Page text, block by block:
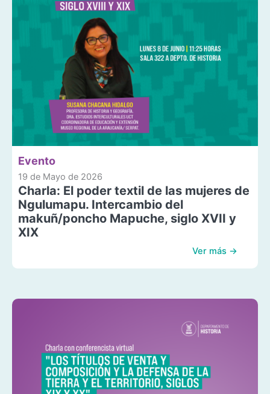
Evento
19 de Mayo de 2026
Charla: El poder textil de las mujeres de
Ngulumapu. Intercambio del
makuñ/poncho Mapuche, siglo XVII y
XIX
Ver más →